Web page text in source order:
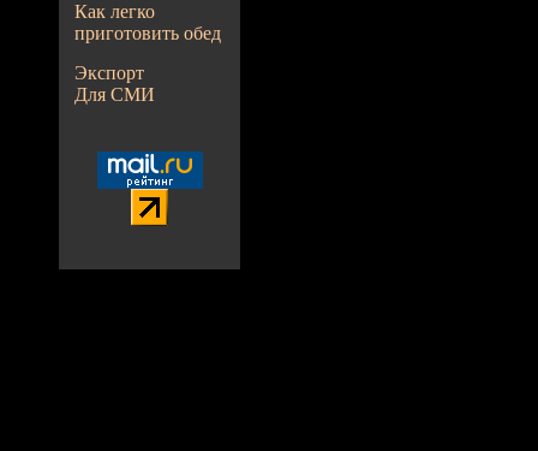
Как легко
приготовить обед
Экспорт
Для СМИ